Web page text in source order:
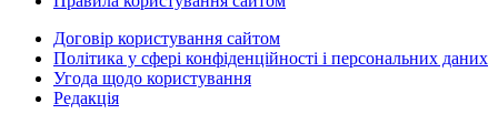
Договір користування сайтом
Політика у сфері конфіденційності і персональних даних
Угода щодо користування
Редакція